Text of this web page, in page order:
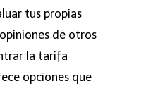
tus propias
de otros
la tarifa
opciones que